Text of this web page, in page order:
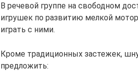
В речевой группе на свободном
игрушек по развитию мелкой
играть с ними.
Кроме традиционных застежек,
предложить: